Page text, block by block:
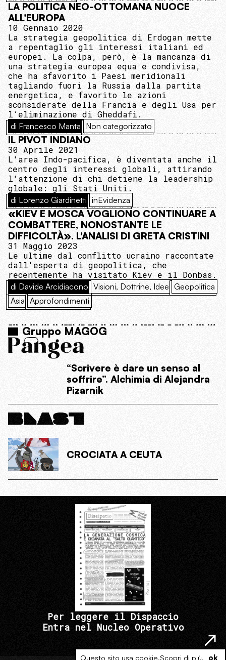
LA POLITICA NEO-OTTOMANA NUOCE
ALL'EUROPA
10 Gennaio 2020
La strategia geopolitica di Erdogan mette
a repentaglio gli interessi italiani ed
europei. La colpa, però, è la mancanza di
una strategia europea equa e condivisa,
che ha sfavorito i Paesi meridionali
tagliando fuori la Russia dalla partita
energetica, e favorito le azioni
sconsiderate della Francia e degli Usa per
l’eliminazione di Gheddafi.
di Francesco Manta Non categorizzato
IL PIVOT INDIANO
30 Aprile 2021
L'area Indo-pacifica, è diventata anche il
centro degli interessi globali, attirando
l'attenzione di chi detiene la leadership
globale: gli Stati Uniti.
di Lorenzo Giardinetti inEvidenza
«KIEV E MOSCA VOGLIONO CONTINUARE A
COMBATTERE, NONOSTANTE LE
DIFFICOLTÀ». L'ANALISI DI GRETA CRISTINI
31 Maggio 2023
Le ultime dal conflitto ucraino raccontate
dall'esperta di geopolitica, che
recentemente ha visitato Kiev e il Donbas.
di Davide Arcidiacono Visioni, Dottrine, Idee Geopolitica
Asia Approfondimenti
Gruppo MAGOG
“Scrivere è dare un senso al
soffrire”. Alchimia di Alejandra
Pizarnik
CROCIATA A CEUTA
Per leggere il Dispaccio
Entra nel Nucleo Operativo
Questo sito usa cookie.Scopri di più. ok